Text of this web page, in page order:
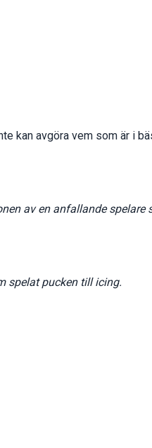
kan avgöra vem som är i
av en anfallande spelare
spelat pucken till icing.